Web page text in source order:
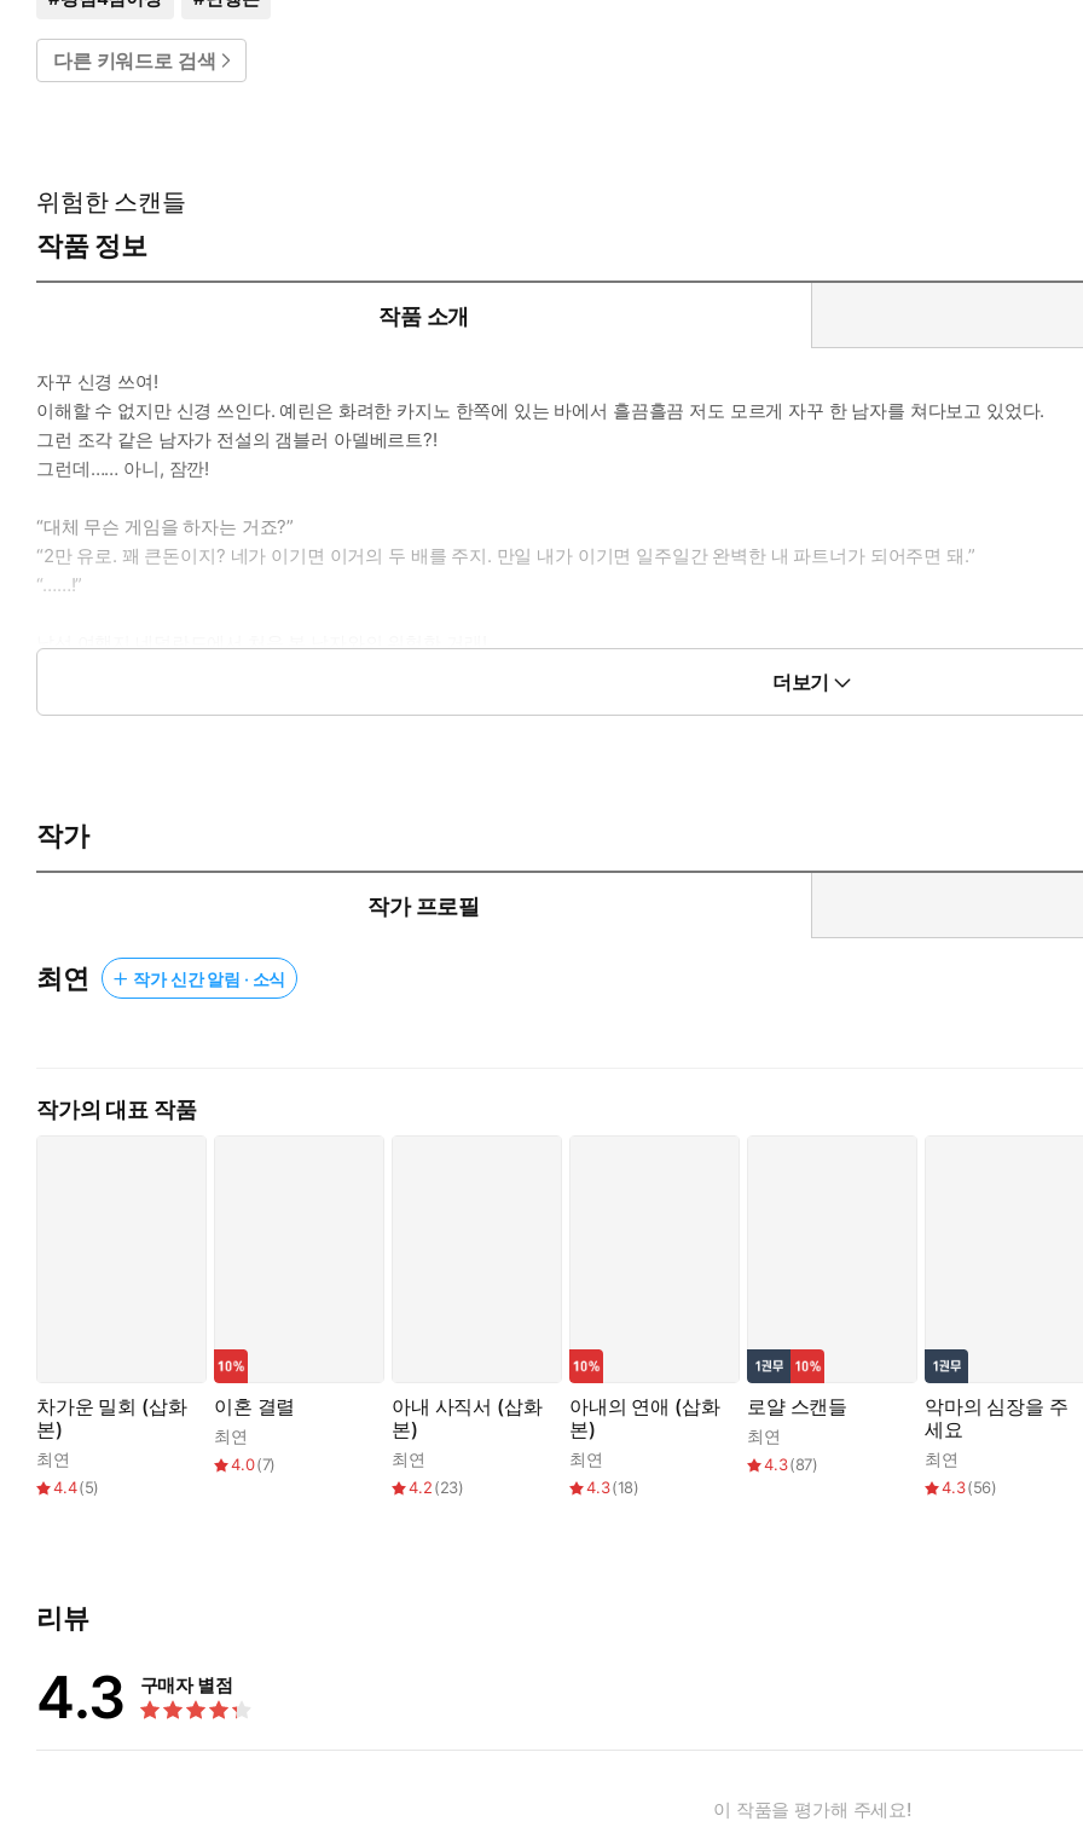
다른 키워드로 검색
위험한 스캔들
작품 정보
작품 소개
자꾸 신경 쓰여!
이해할 수 없지만 신경 쓰인다. 예린은 화려한 카지노 한쪽에 있는 바에서 흘끔흘끔 저도 모르게 자꾸 한 남자를 쳐다보고 있었다.
그런 조각 같은 남자가 전설의 갬블러 아델베르트?!
그런데…… 아니, 잠깐!
“대체 무슨 게임을 하자는 거죠?”
“2만 유로. 꽤 큰돈이지? 네가 이기면 이거의 두 배를 주지. 만일 내가 이기면 일주일간 완벽한 내 파트너가 되어주면 돼.”
“……!”
낯선 여행지 네덜란드에서 처음 본 남자와의 위험한 거래!
더보기
작가
작가 프로필
최연 작가 신간 알림 · 소식
작가의 대표 작품
차가운 밀회 (삽화
본)
최연
4.4(5)
이혼 결렬
최연
4.0(7)
아내 사직서 (삽화
본)
최연
4.2(23)
아내의 연애 (삽화
본)
최연
4.3(18)
로얄 스캔들
최연
4.3(87)
악마의 심장을 주
세요
최연
4.3(56)
리뷰
4.3 구매자 별점
이 작품을 평가해 주세요!